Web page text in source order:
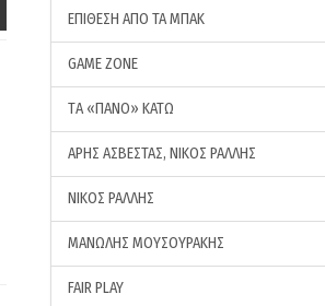
ΕΠΙΘΕΣΗ ΑΠΟ ΤΑ ΜΠΑΚ
GAME ZONE
ΤA «ΠΑΝΟ» ΚΑΤΩ
ΑΡΗΣ ΑΣΒΕΣΤΑΣ, ΝΙΚΟΣ ΡΑΛΛΗΣ
ΝΙΚΟΣ ΡΑΛΛΗΣ
ΜΑΝΩΛΗΣ ΜΟΥΣΟΥΡΑΚΗΣ
FAIR PLAY